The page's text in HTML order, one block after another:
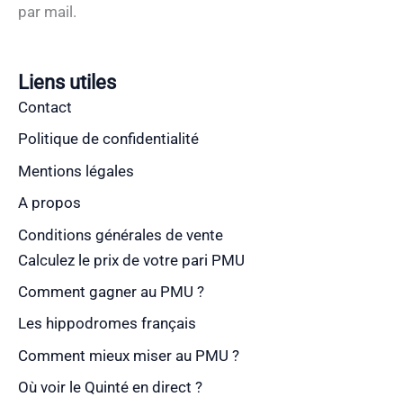
par mail.
Liens utiles
Contact
Politique de confidentialité
Mentions légales
A propos
Conditions générales de vente
Calculez le prix de votre pari PMU
Comment gagner au PMU ?
Les hippodromes français
Comment mieux miser au PMU ?
Où voir le Quinté en direct ?